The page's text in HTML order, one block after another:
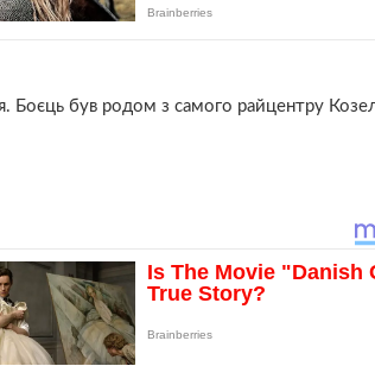
Боєць був родом з самого райцентру